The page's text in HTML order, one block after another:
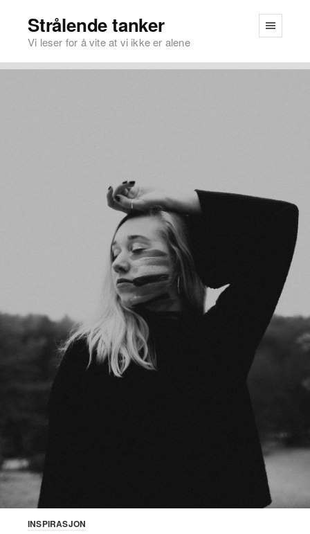
Strålende tanker
Vi leser for å vite at vi ikke er alene
INSPIRASJON